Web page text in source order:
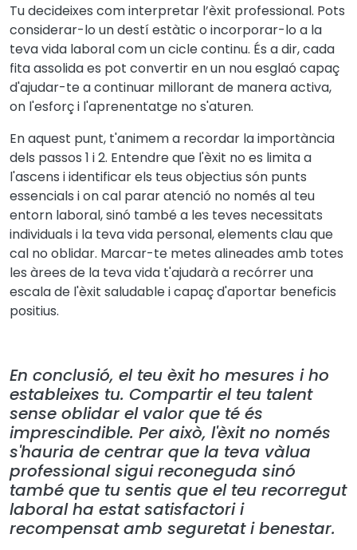
Tu decideixes com interpretar l’èxit professional. Pots
considerar-lo un destí estàtic o incorporar-lo a la
teva vida laboral com un cicle continu. És a dir, cada
fita assolida es pot convertir en un nou esglaó capaç
d'ajudar-te a continuar millorant de manera activa,
on l'esforç i l'aprenentatge no s'aturen.
En aquest punt, t'animem a recordar la importància
dels passos 1 i 2. Entendre que l'èxit no es limita a
l'ascens i identificar els teus objectius són punts
essencials i on cal parar atenció no només al teu
entorn laboral, sinó també a les teves necessitats
individuals i la teva vida personal, elements clau que
cal no oblidar. Marcar-te metes alineades amb totes
les àrees de la teva vida t'ajudarà a recórrer una
escala de l'èxit saludable i capaç d'aportar beneficis
positius.
En conclusió, el teu èxit ho mesures i ho
estableixes tu. Compartir el teu talent
sense oblidar el valor que té és
imprescindible. Per això, l'èxit no només
s'hauria de centrar que la teva vàlua
professional sigui reconeguda sinó
també que tu sentis que el teu recorregut
laboral ha estat satisfactori i
recompensat amb seguretat i benestar.